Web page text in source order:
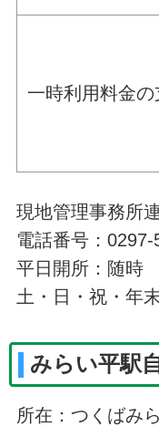
一時利用料金
現地管理事務所
電話番号：0297-
平日開所：随時
土・日・祝・年
みらい平駅
所在：つくばみ